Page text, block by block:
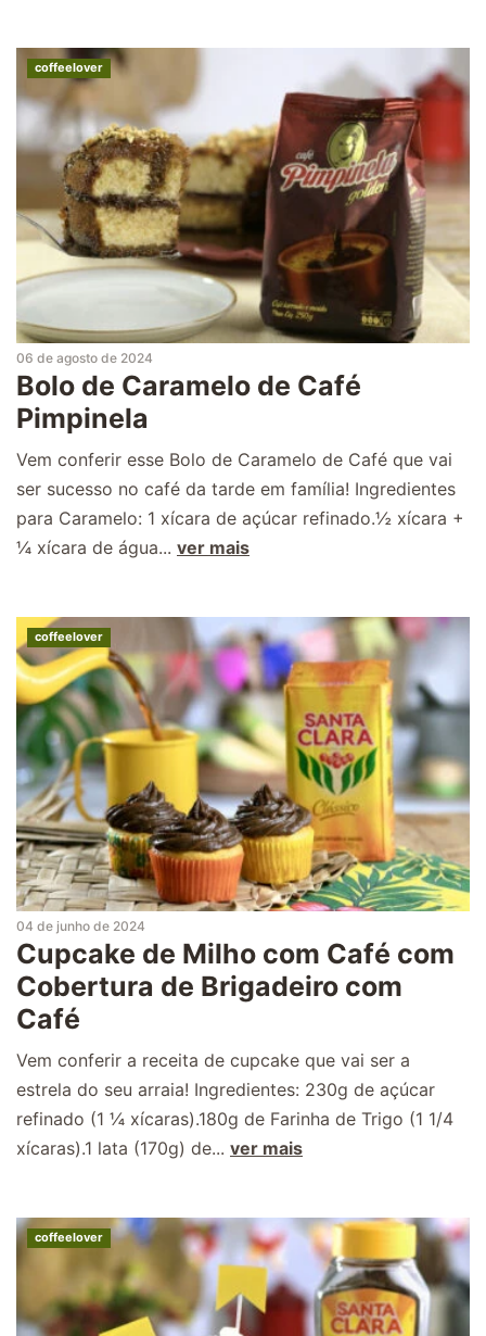
coffeelover
06 de agosto de 2024
Bolo de Caramelo de Café
Pimpinela
Vem conferir esse Bolo de Caramelo de Café que vai
ser sucesso no café da tarde em família! Ingredientes
para Caramelo: 1 xícara de açúcar refinado.½ xícara +
¼ xícara de água... ver mais
coffeelover
04 de junho de 2024
Cupcake de Milho com Café com
Cobertura de Brigadeiro com
Café
Vem conferir a receita de cupcake que vai ser a
estrela do seu arraia! Ingredientes: 230g de açúcar
refinado (1 ¼ xícaras).180g de Farinha de Trigo (1 1/4
xícaras).1 lata (170g) de... ver mais
coffeelover